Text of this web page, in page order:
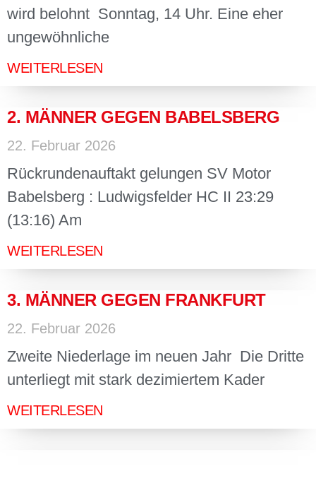
wird belohnt Sonntag, 14 Uhr. Eine eher
ungewöhnliche
WEITERLESEN
2. MÄNNER GEGEN BABELSBERG
22. Februar 2026
Rückrundenauftakt gelungen SV Motor
Babelsberg : Ludwigsfelder HC II 23:29
(13:16) Am
WEITERLESEN
3. MÄNNER GEGEN FRANKFURT
22. Februar 2026
Zweite Niederlage im neuen Jahr Die Dritte
unterliegt mit stark dezimiertem Kader
WEITERLESEN